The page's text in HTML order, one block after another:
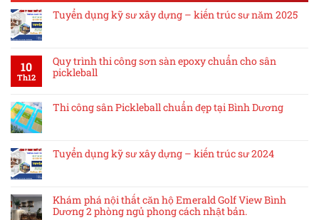
Tuyển dụng kỹ sư xây dựng – kiến trúc sư năm 2025
10
Th12
Quy trình thi công sơn sàn epoxy chuẩn cho sân
pickleball
Thi công sân Pickleball chuẩn đẹp tại Bình Dương
Tuyển dụng kỹ sư xây dựng – kiến trúc sư 2024
Khám phá nội thất căn hộ Emerald Golf View Bình
Dương 2 phòng ngủ phong cách nhật bản.